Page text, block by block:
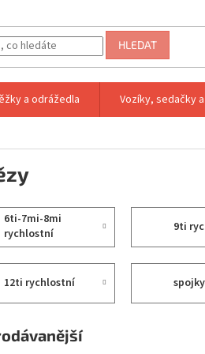
HLEDAT
a odrážedla Vozíky, sedačky
6ti-7mi-8mi
rychlostní
9ti
12ti rychlostní spojky